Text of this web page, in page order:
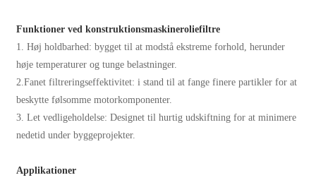
Funktioner ved konstruktionsmaskineroliefiltre
1. Høj holdbarhed: bygget til at modstå ekstreme forhold, herunder
høje temperaturer og tunge belastninger.
2.Fanet filtreringseffektivitet: i stand til at fange finere partikler for at
beskytte følsomme motorkomponenter.
3. Let vedligeholdelse: Designet til hurtig udskiftning for at minimere
nedetid under byggeprojekter.
Applikationer